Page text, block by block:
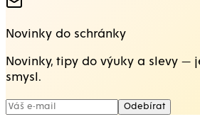
Novinky do schránky
Novinky, tipy do výuky a slevy —
smysl.
Odebírat